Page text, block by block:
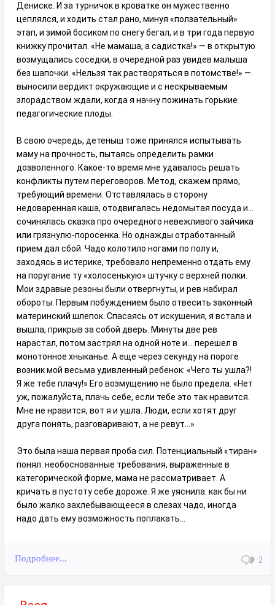
Дениске. И за турничок в кроватке он мужественно
цеплялся, и ходить стал рано, минуя «ползательный»
этап, и зимой босиком по снегу бегал, и в три года первую
книжку прочитал. «Не мамаша, а садистка!» — в открытую
возмущались соседки, в очередной раз увидев малыша
без шапочки. «Нельзя так растворяться в потомстве!» —
выносили вердикт окружающие и с нескрываемым
злорадством ждали, когда я начну пожинать горькие
педагогические плоды.
В свою очередь, детеныш тоже принялся испытывать
маму на прочность, пытаясь определить рамки
дозволенного. Какое-то время мне удавалось решать
конфликты путем переговоров. Метод, скажем прямо,
требующий времени. Отставлялась в сторону
недоваренная каша, отодвигалась недомытая посуда и…
сочинялась сказка про очередного невежливого зайчика
или грязнулю-поросенка. Но однажды отработанный
прием дал сбой. Чадо колотило ногами по полу и,
заходясь в истерике, требовало непременно отдать ему
на поругание ту «холосенькую» штучку с верхней полки.
Мои здравые резоны были отвергнуты, и рев набирал
обороты. Первым побуждением было отвесить законный
материнский шлепок. Спасаясь от искушения, я встала и
вышла, прикрыв за собой дверь. Минуты две рев
нарастал, потом застрял на одной ноте и… перешел в
монотонное хныканье. А еще через секунду на пороге
возник мой весьма удивленный ребенок: «Чего ты ушла?!
Я же тебе плачу!» Его возмущению не было предела. «Нет
уж, пожалуйста, плачь себе, если тебе это так нравится.
Мне не нравится, вот я и ушла. Люди, если хотят друг
друга понять, разговаривают, а не ревут...»
Это была наша первая проба сил. Потенциальный «тиран»
понял: необоснованные требования, выраженные в
категорической форме, мама не рассматривает. А
кричать в пустоту себе дороже. Я же уяснила: как бы ни
было жалко захлебывающееся в слезах чадо, иногда
надо дать ему возможность поплакать…
Подробнее... 2